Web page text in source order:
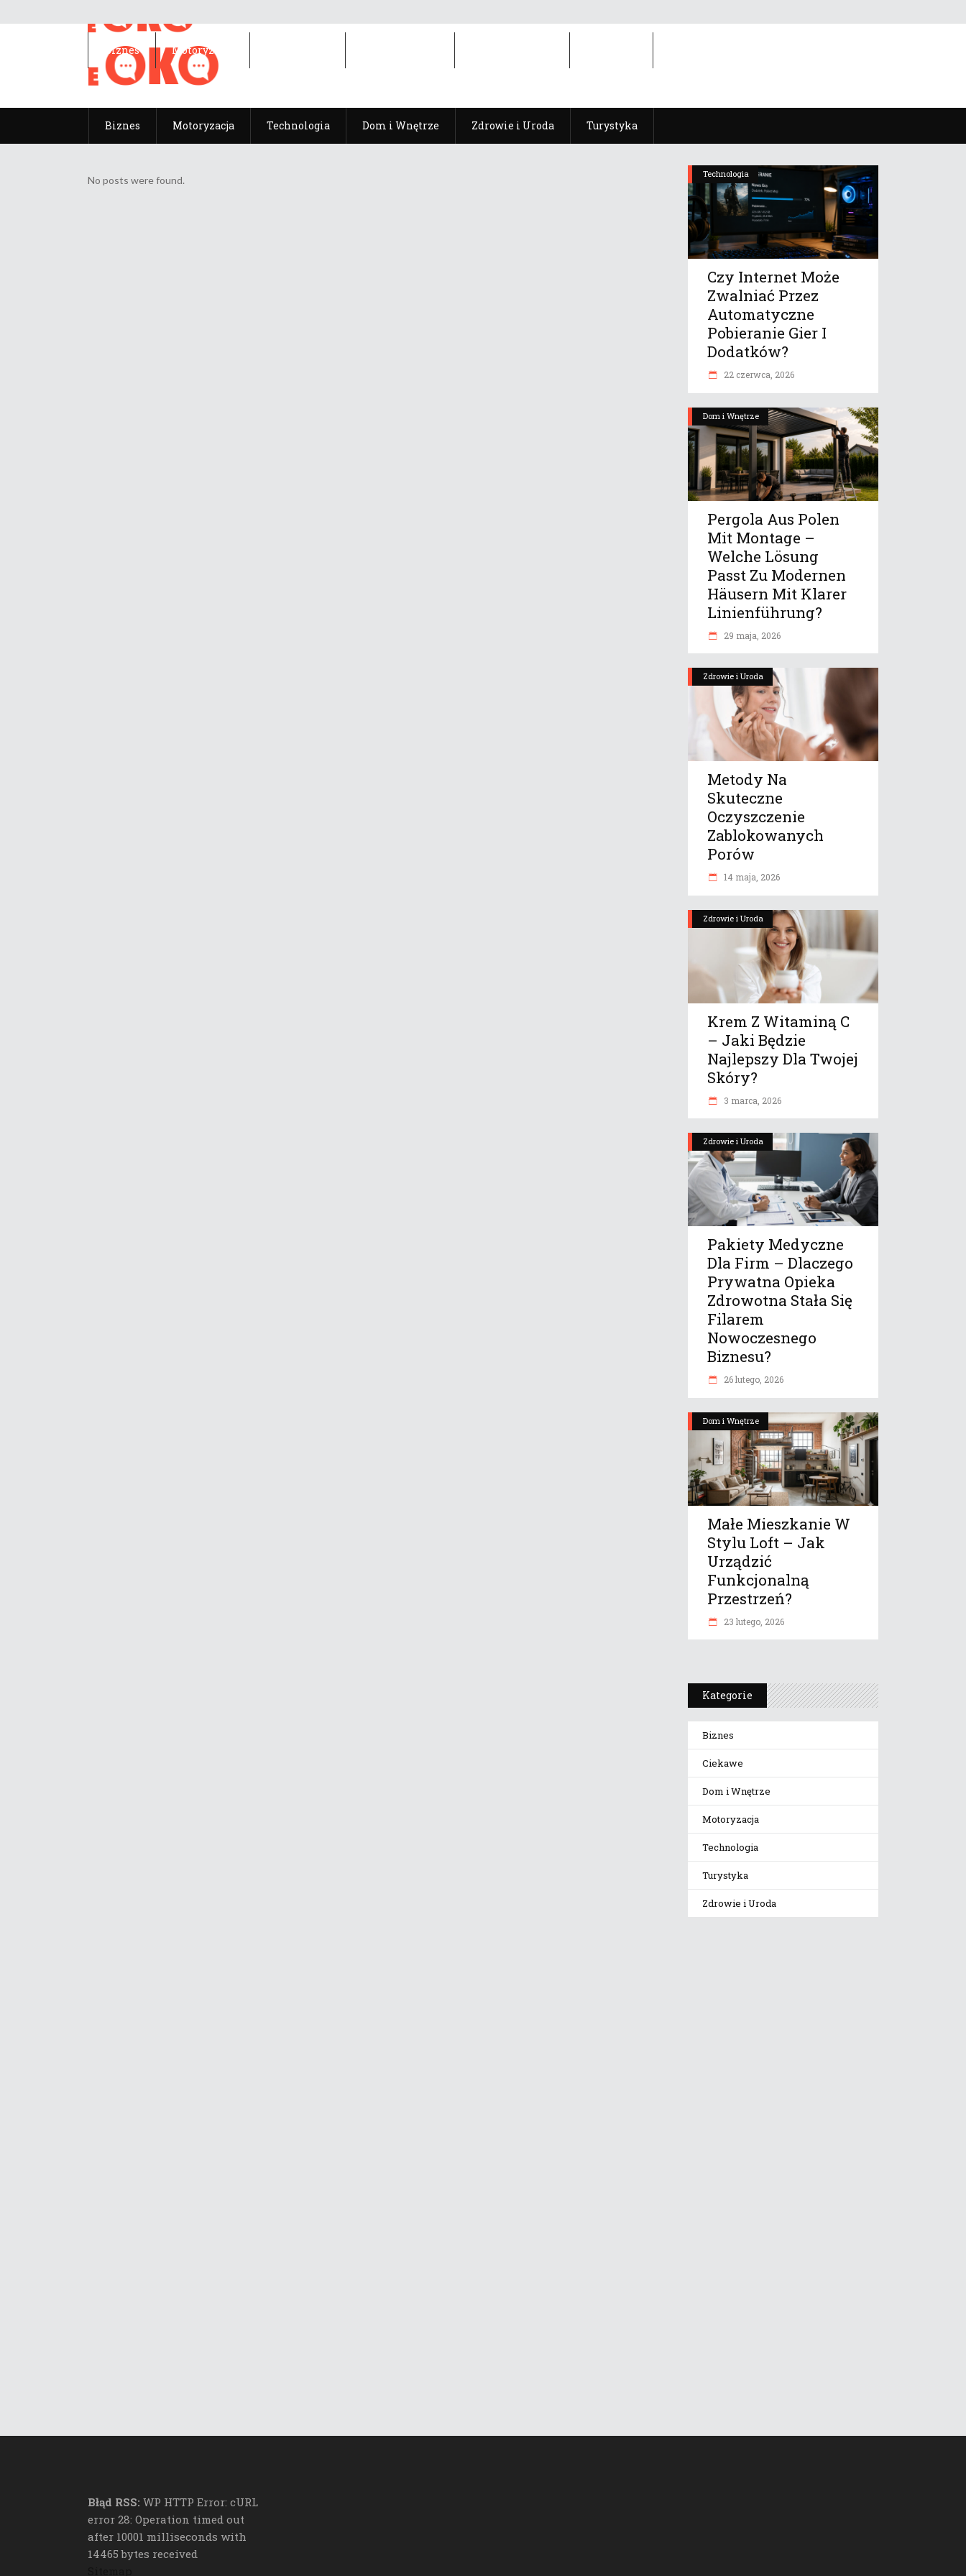
Biznes Motoryzacja Technologia Dom i Wnętrze Zdrowie i Uroda Turystyka
Biznes Motoryzacja
No posts were found.
Technologia
Czy Internet Może
Zwalniać Przez
Automatyczne
Pobieranie Gier I
Dodatków?
22 czerwca, 2026
Dom i Wnętrze
Pergola Aus Polen
Mit Montage –
Welche Lösung
Passt Zu Modernen
Häusern Mit Klarer
Linienführung?
29 maja, 2026
Zdrowie i Uroda
Metody Na
Skuteczne
Oczyszczenie
Zablokowanych
Porów
14 maja, 2026
Zdrowie i Uroda
Krem Z Witaminą C
– Jaki Będzie
Najlepszy Dla Twojej
Skóry?
3 marca, 2026
Zdrowie i Uroda
Pakiety Medyczne
Dla Firm – Dlaczego
Prywatna Opieka
Zdrowotna Stała Się
Filarem
Nowoczesnego
Biznesu?
26 lutego, 2026
Dom i Wnętrze
Małe Mieszkanie W
Stylu Loft – Jak
Urządzić
Funkcjonalną
Przestrzeń?
23 lutego, 2026
Kategorie
Biznes
Ciekawe
Dom i Wnętrze
Motoryzacja
Technologia
Turystyka
Zdrowie i Uroda
Błąd RSS: WP HTTP Error: cURL
error 28: Operation timed out
after 10001 milliseconds with
14465 bytes received